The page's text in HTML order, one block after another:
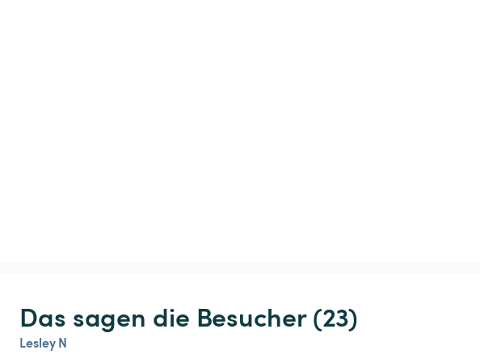
Das sagen die Besucher (23)
Lesley N